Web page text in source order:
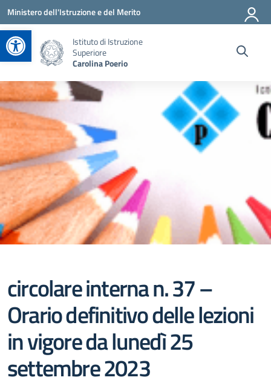
Apri la barra degli strumenti
Vai ai contenuti
Vai al menu di navigazione
Vai al footer
Ministero dell'Istruzione e del Merito
Istituto di Istruzione
Superiore
Carolina Poerio
circolare interna n. 37 –
Orario definitivo delle lezioni
in vigore da lunedì 25
settembre 2023